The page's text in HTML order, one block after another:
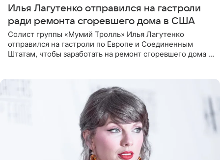
Илья Лагутенко отправился на гастроли
ради ремонта сгоревшего дома в США
Солист группы «Мумий Тролль» Илья Лагутенко
отправился на гастроли по Европе и Соединенным
Штатам, чтобы заработать на ремонт сгоревшего дома в